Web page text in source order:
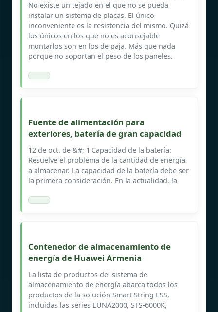
No existe un tejado en el que no se pueda
instalar un sistema de placas. El único
inconveniente es la resistencia del mismo. Quizá
los únicos en los que no es aconsejable
montarlos son en los de paja. Más que nada
porque no soportan el peso de los paneles.
Fuente de alimentación para
exteriores, batería de gran capacidad
12 de oct. de &#; 1.Capacidad de la batería:
Resuelve el problema de la cantidad de energía
a almacenar. La capacidad de la batería debe ser
la primera consideración. En la actualidad, la
Contenedor de almacenamiento de
energía de Huawei Armenia
La lista de productos del sistema de
almacenamiento de energía abarca todos los
productos de la solución Smart String ESS,
incluidas las series LUNA2000, STS-6000K,